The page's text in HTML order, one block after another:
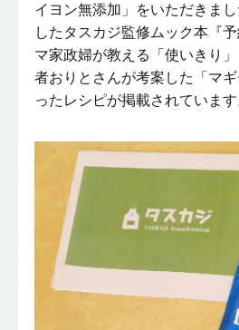
イヨン無添加」をいただきま
したタスカジ監修ムック本『
マ家政婦が教える「使いきり
者おりとさんが考案した「マ
ったレシピが掲載されています